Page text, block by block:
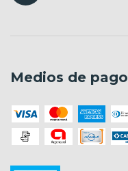
Medios de pago